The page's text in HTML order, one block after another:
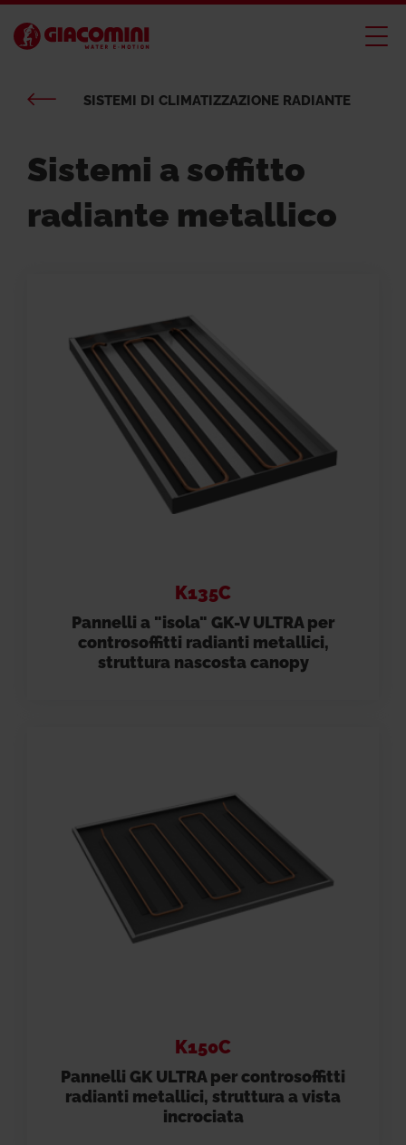
SISTEMI DI CLIMATIZZAZIONE RADIANTE
Sistemi a soffitto
radiante metallico
K135C
Pannelli a "isola" GK-V ULTRA per
controsoffitti radianti metallici,
struttura nascosta canopy
K150C
Pannelli GK ULTRA per controsoffitti
radianti metallici, struttura a vista
incrociata